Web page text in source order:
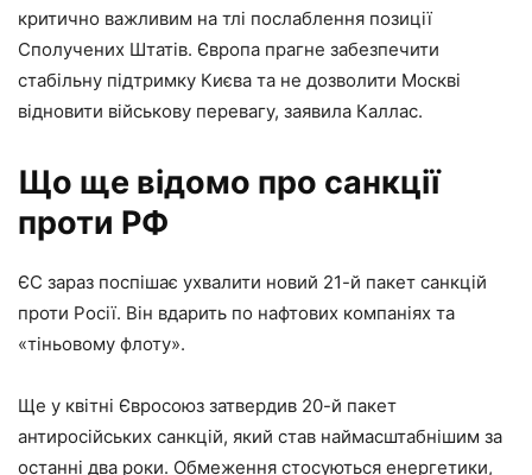
критично важливим на тлі послаблення позиції
Сполучених Штатів. Європа прагне забезпечити
стабільну підтримку Києва та не дозволити Москві
відновити військову перевагу, заявила Каллас.
Що ще відомо про санкції
проти РФ
ЄС зараз поспішає ухвалити новий 21-й пакет санкцій
проти Росії. Він вдарить по нафтових компаніях та
«тіньовому флоту».
Ще у квітні Євросоюз затвердив 20-й пакет
антиросійських санкцій, який став наймасштабнішим за
останні два роки. Обмеження стосуються енергетики,